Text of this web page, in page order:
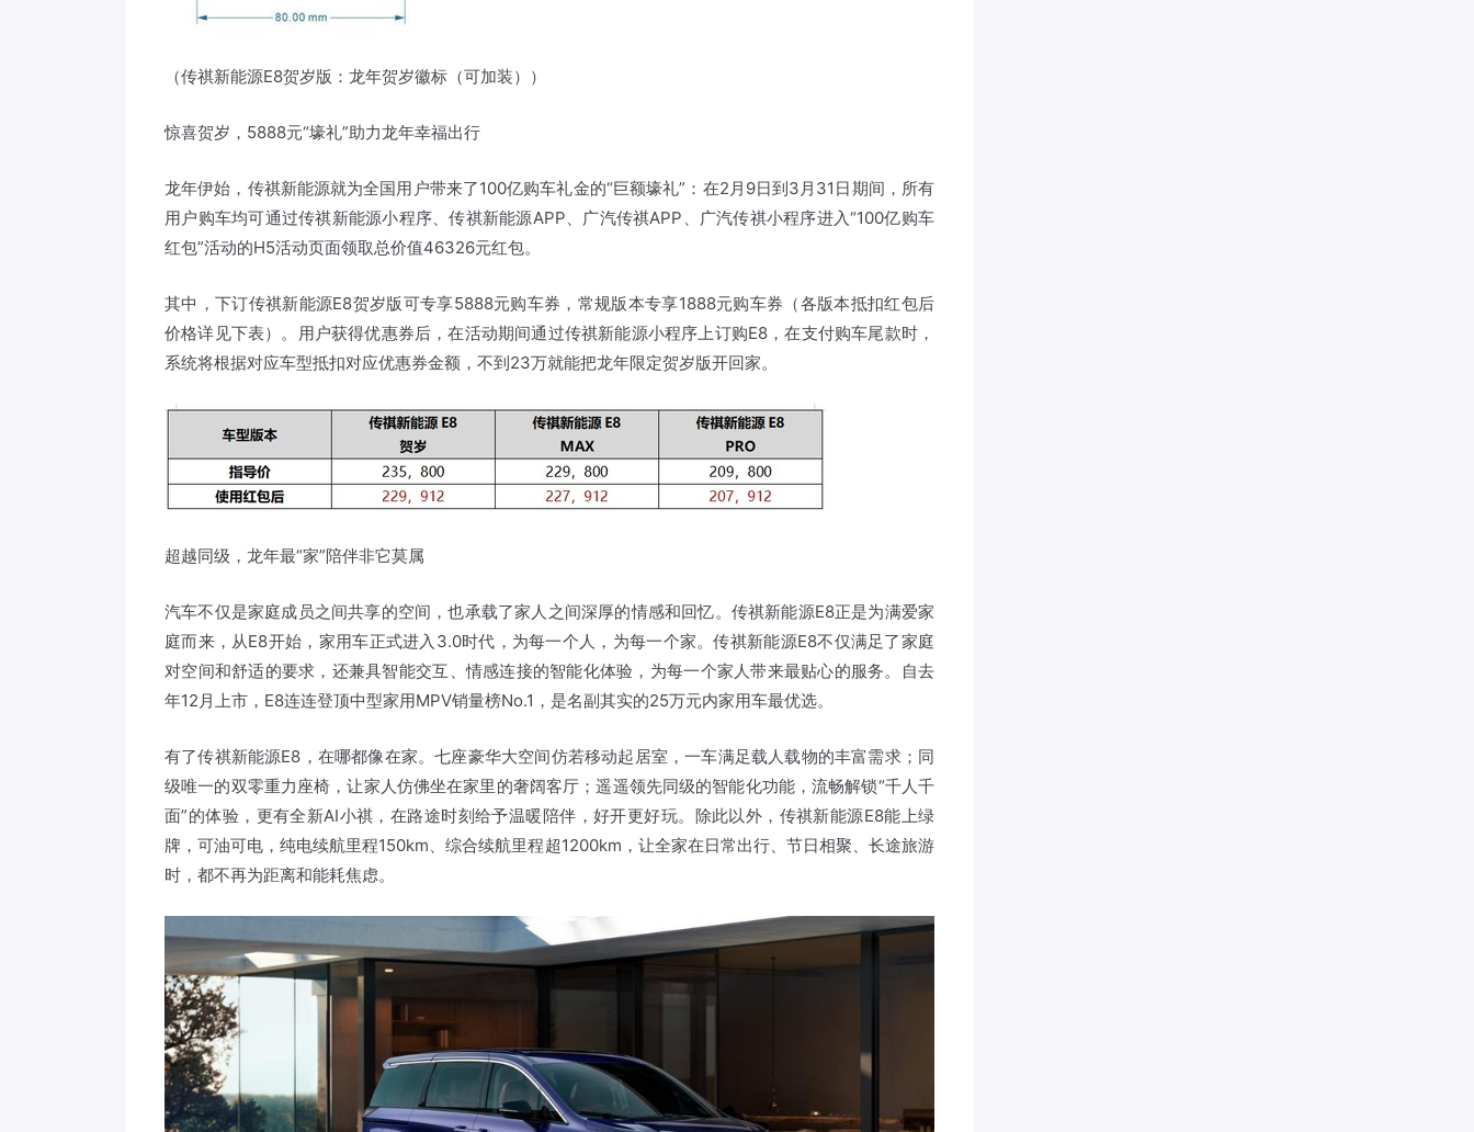
（传祺新能源E8贺岁版：龙年贺岁徽标（可加装））
惊喜贺岁，5888元“壕礼”助力龙年幸福出行
龙年伊始，传祺新能源就为全国用户带来了100亿购车礼金的“巨额壕礼”：在2月9日到3月31日期间，所有
用户购车均可通过传祺新能源小程序、传祺新能源APP、广汽传祺APP、广汽传祺小程序进入“100亿购车
红包”活动的H5活动页面领取总价值46326元红包。
其中，下订传祺新能源E8贺岁版可专享5888元购车券，常规版本专享1888元购车券（各版本抵扣红包后
价格详见下表）。用户获得优惠券后，在活动期间通过传祺新能源小程序上订购E8，在支付购车尾款时，
系统将根据对应车型抵扣对应优惠券金额，不到23万就能把龙年限定贺岁版开回家。
超越同级，龙年最“家”陪伴非它莫属
汽车不仅是家庭成员之间共享的空间，也承载了家人之间深厚的情感和回忆。传祺新能源E8正是为满爱家
庭而来，从E8开始，家用车正式进入3.0时代，为每一个人，为每一个家。传祺新能源E8不仅满足了家庭
对空间和舒适的要求，还兼具智能交互、情感连接的智能化体验，为每一个家人带来最贴心的服务。自去
年12月上市，E8连连登顶中型家用MPV销量榜No.1，是名副其实的25万元内家用车最优选。
有了传祺新能源E8，在哪都像在家。七座豪华大空间仿若移动起居室，一车满足载人载物的丰富需求；同
级唯一的双零重力座椅，让家人仿佛坐在家里的奢阔客厅；遥遥领先同级的智能化功能，流畅解锁“千人千
面”的体验，更有全新AI小祺，在路途时刻给予温暖陪伴，好开更好玩。除此以外，传祺新能源E8能上绿
牌，可油可电，纯电续航里程150km、综合续航里程超1200km，让全家在日常出行、节日相聚、长途旅游
时，都不再为距离和能耗焦虑。